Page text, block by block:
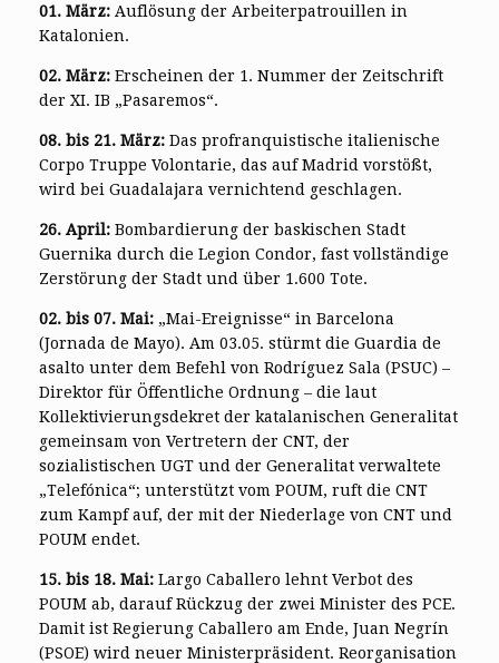
01. März: Auflösung der Arbeiterpatrouillen in
Katalonien.
02. März: Erscheinen der 1. Nummer der Zeitschrift
der XI. IB „Pasaremos“.
08. bis 21. März: Das profranquistische italienische
Corpo Truppe Volontarie, das auf Madrid vorstößt,
wird bei Guadalajara vernichtend geschlagen.
26. April: Bombardierung der baskischen Stadt
Guernika durch die Legion Condor, fast vollständige
Zerstörung der Stadt und über 1.600 Tote.
02. bis 07. Mai: „Mai-Ereignisse“ in Barcelona
(Jornada de Mayo). Am 03.05. stürmt die Guardia de
asalto unter dem Befehl von Rodríguez Sala (PSUC) –
Direktor für Öffentliche Ordnung – die laut
Kollektivierungsdekret der katalanischen Generalitat
gemeinsam von Vertretern der CNT, der
sozialistischen UGT und der Generalitat verwaltete
„Telefónica“; unterstützt vom POUM, ruft die CNT
zum Kampf auf, der mit der Niederlage von CNT und
POUM endet.
15. bis 18. Mai: Largo Caballero lehnt Verbot des
POUM ab, darauf Rückzug der zwei Minister des PCE.
Damit ist Regierung Caballero am Ende, Juan Negrín
(PSOE) wird neuer Ministerpräsident. Reorganisation